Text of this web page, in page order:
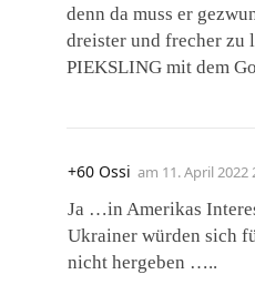
denn da muss er
dreister und frecher zu
PIEKSLING mit dem
+60 Ossi am 11. April 2022
Ja …in Amerikas
Ukrainer würden sich
nicht hergeben …..